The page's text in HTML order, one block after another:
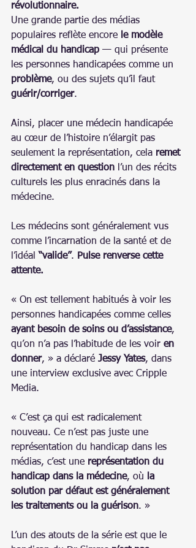
révolutionnaire.
Une grande partie des médias
populaires reflète encore le modèle
médical du handicap — qui présente
les personnes handicapées comme un
problème, ou des sujets qu’il faut
guérir/corriger.
Ainsi, placer une médecin handicapée
au cœur de l’histoire n’élargit pas
seulement la représentation, cela remet
directement en question l’un des récits
culturels les plus enracinés dans la
médecine.
Les médecins sont généralement vus
comme l’incarnation de la santé et de
l’idéal “valide”. Pulse renverse cette
attente.
« On est tellement habitués à voir les
personnes handicapées comme celles
ayant besoin de soins ou d’assistance,
qu’on n’a pas l’habitude de les voir en
donner, » a déclaré Jessy Yates, dans
une interview exclusive avec Cripple
Media.
« C’est ça qui est radicalement
nouveau. Ce n’est pas juste une
représentation du handicap dans les
médias, c’est une représentation du
handicap dans la médecine, où
la
solution par défaut est généralement
les traitements ou la guérison. »
L’un des atouts de la série est que le